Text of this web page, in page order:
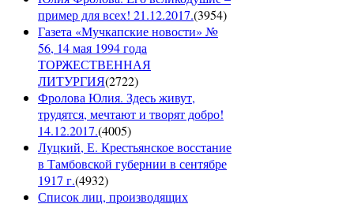
пример для всех! 21.12.2017.(3954)
Газета «Мучкапские новости» №
56, 14 мая 1994 года
ТОРЖЕСТВЕННАЯ
ЛИТУРГИЯ(2722)
Фролова Юлия. Здесь живут,
трудятся, мечтают и творят добро!
14.12.2017.(4005)
Луцкий, Е. Крестьянское восстание
в Тамбовской губернии в сентябре
1917 г.(4932)
Список лиц, производящих